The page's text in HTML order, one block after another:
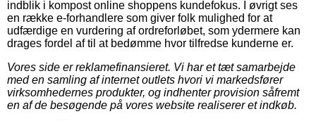
indblik i kompost online shoppens kundefokus. I øvrigt ses
en række e-forhandlere som giver folk mulighed for at
udfærdige en vurdering af ordreforløbet, som ydermere kan
drages fordel af til at bedømme hvor tilfredse kunderne er.
Vores side er reklamefinansieret. Vi har et tæt samarbejde
med en samling af internet outlets hvori vi markedsfører
virksomhedernes produkter, og indhenter provision såfremt
en af de besøgende på vores website realiserer et indkøb.